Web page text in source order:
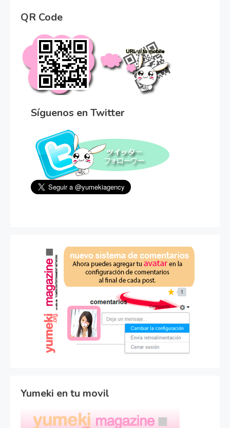
QR Code
Síguenos en Twitter
Yumeki en tu movil